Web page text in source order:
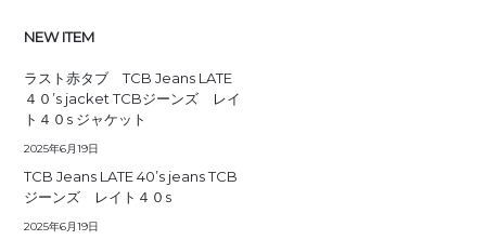
NEW ITEM
ラスト赤タブ TCB Jeans LATE
４０’s jacket TCBジーンズ レイ
ト４０s ジャケット
2025年6月19日
TCB Jeans LATE 40’s jeans TCB
ジーンズ レイト４０s
2025年6月19日